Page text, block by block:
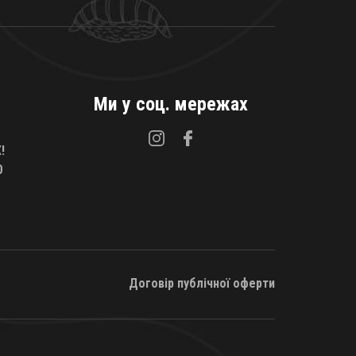
Ми у соц. мережах
Договір публічної оферти